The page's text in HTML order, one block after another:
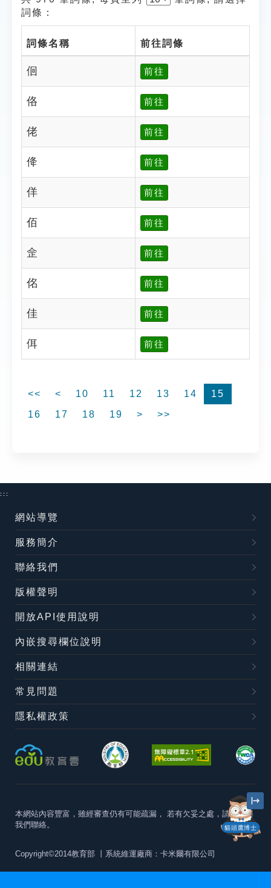
詞條：
詞條名稱 前往詞條
佪 前往
佫 前往
佬 前往
佭 前往
佯 前往
佰 前往
佱 前往
佲 前往
佳 前往
佴 前往
<< < 10 11 12 13 14
15
16
17 18 19 > >>
貓頭鷹博士
:::
網站導覽
服務簡介
聯絡我們
版權聲明
開放API使用說明
內嵌搜尋欄位說明
相關連結
常見問題
隱私權政策
本網站內容豐富，雖經審查仍有可能疏漏， 若有欠妥之處，請隨時與
我們聯絡。
Copyright©2014教育部 丨系統維運廠商：卡米爾有限公司